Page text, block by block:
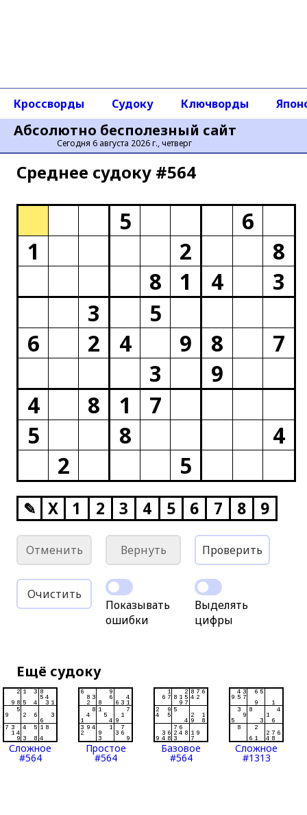
Абсолютно бесполезный сайт
Сегодня 6 августа 2026 г., четверг
Кроссворды Судоку Ключворды
Среднее cудоку #564
5
6
1
2
8
8
1 4
3
3
5
6
2 4 9 8
7
3
9
4
8 1
7
5
8
4
2
5
✎ X 1 2 3 4 5 6 7 8 9
Отменить Вернуть Проверить
Очистить
Показывать
ошибки
Выделять
цифры
Ещё судоку
Сложное
#564
Простое
#564
Базовое
#564
Сложное
#1313